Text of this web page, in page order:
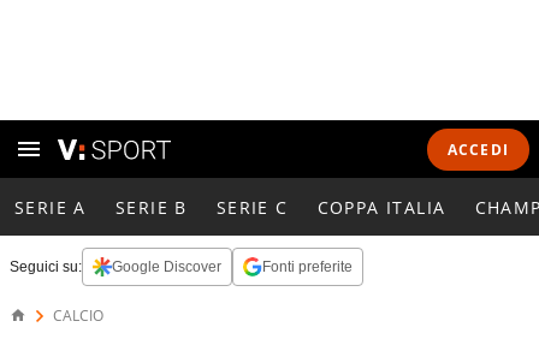
ACCEDI
SERIE A SERIE B SERIE C COPPA ITALIA
Seguici su: Google Discover Fonti preferite
CALCIO